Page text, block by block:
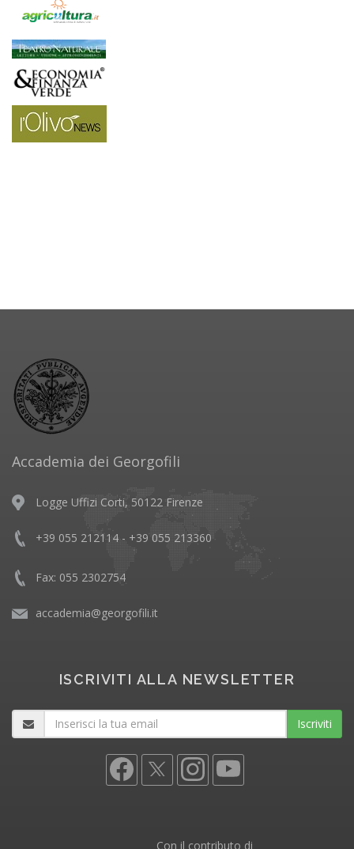
Accademia dei Georgofili
Logge Uffizi Corti, 50122 Firenze
+39 055 212114 - +39 055 213360
Fax: 055 2302754
accademia@georgofili.it
ISCRIVITI ALLA NEWSLETTER
Iscriviti
Con il contributo di